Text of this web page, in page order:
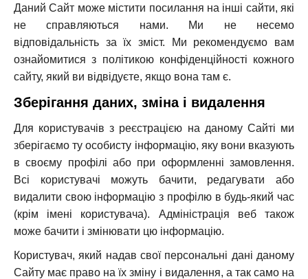
Даний Сайт може містити посилання на інші сайти, які
не справляються нами. Ми не несемо
відповідальність за їх зміст. Ми рекомендуємо вам
ознайомитися з політикою конфіденційності кожного
сайту, який ви відвідуєте, якщо вона там є.
Зберігання даних, зміна і видалення
Для користувачів з реєстрацією на даному Сайті ми
зберігаємо ту особисту інформацію, яку вони вказують
в своєму профілі або при оформленні замовлення.
Всі користувачі можуть бачити, редагувати або
видалити свою інформацію з профілю в будь-який час
(крім імені користувача). Адміністрація веб також
може бачити і змінювати цю інформацію.
Користувач, який надав свої персональні дані даному
Сайту має право на їх зміну і видалення, а так само на